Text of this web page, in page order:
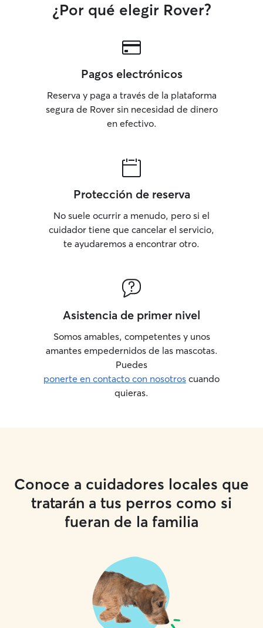
¿Por qué elegir Rover?
Pagos electrónicos
Reserva y paga a través de la plataforma
segura de Rover sin necesidad de dinero
en efectivo.
Protección de reserva
No suele ocurrir a menudo, pero si el
cuidador tiene que cancelar el servicio,
te ayudaremos a encontrar otro.
Asistencia de primer nivel
Somos amables, competentes y unos
amantes empedernidos de las mascotas.
Puedes
ponerte en contacto con nosotros cuando
quieras.
Conoce a cuidadores locales que
tratarán a tus perros como si
fueran de la familia